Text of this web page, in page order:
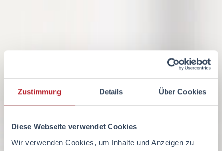
Zustimmung Details Über Cookies
Diese Webseite verwendet Cookies
Wir verwenden Cookies, um Inhalte und Anzeigen zu